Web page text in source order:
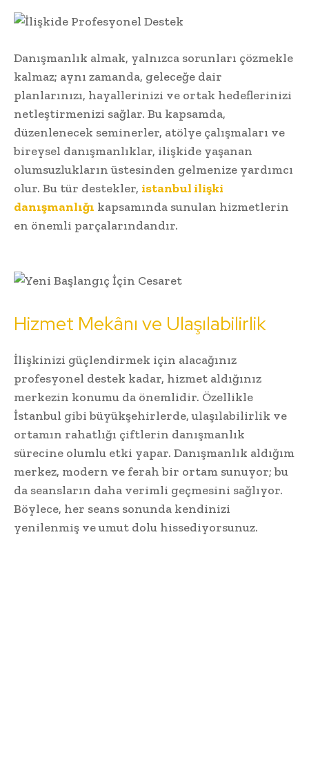
Danışmanlık almak, yalnızca sorunları çözmekle
kalmaz; aynı zamanda, geleceğe dair
planlarınızı, hayallerinizi ve ortak hedeflerinizi
netleştirmenizi sağlar. Bu kapsamda,
düzenlenecek seminerler, atölye çalışmaları ve
bireysel danışmanlıklar, ilişkide yaşanan
olumsuzlukların üstesinden gelmenize yardımcı
olur. Bu tür destekler, istanbul ilişki
danışmanlığı kapsamında sunulan hizmetlerin
en önemli parçalarındandır.
Hizmet Mekânı ve Ulaşılabilirlik
İlişkinizi güçlendirmek için alacağınız
profesyonel destek kadar, hizmet aldığınız
merkezin konumu da önemlidir. Özellikle
İstanbul gibi büyükşehirlerde, ulaşılabilirlik ve
ortamın rahatlığı çiftlerin danışmanlık
sürecine olumlu etki yapar. Danışmanlık aldığım
merkez, modern ve ferah bir ortam sunuyor; bu
da seansların daha verimli geçmesini sağlıyor.
Böylece, her seans sonunda kendinizi
yenilenmiş ve umut dolu hissediyorsunuz.